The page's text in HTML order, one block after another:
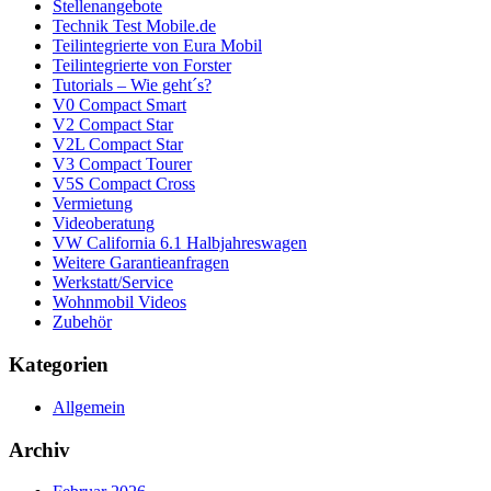
Stellenangebote
Technik Test Mobile.de
Teilintegrierte von Eura Mobil
Teilintegrierte von Forster
Tutorials – Wie geht´s?
V0 Compact Smart
V2 Compact Star
V2L Compact Star
V3 Compact Tourer
V5S Compact Cross
Vermietung
Videoberatung
VW California 6.1 Halbjahreswagen
Weitere Garantieanfragen
Werkstatt/Service
Wohnmobil Videos
Zubehör
Kategorien
Allgemein
Archiv